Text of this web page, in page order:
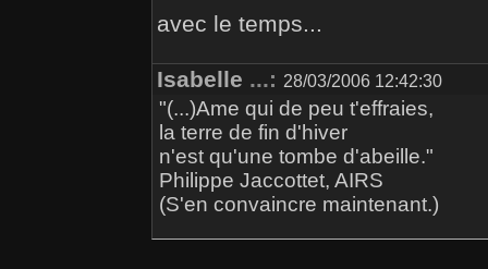
avec le temps...
Isabelle ...: 28/03/2006 12:42:30
"(...)Ame qui de peu t'effraies,
la terre de fin d'hiver
n'est qu'une tombe d'abeille."
Philippe Jaccottet, AIRS
(S'en convaincre maintenant.)